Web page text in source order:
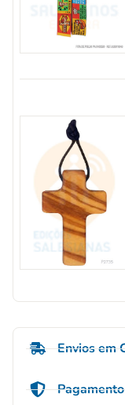
Envios em